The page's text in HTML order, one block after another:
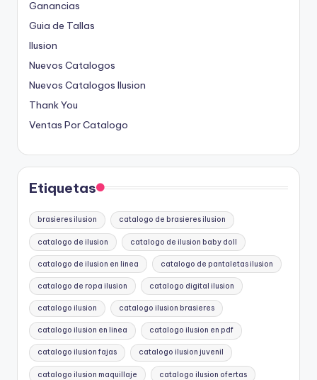
Ganancias
Guia de Tallas
Ilusion
Nuevos Catalogos
Nuevos Catalogos Ilusion
Thank You
Ventas Por Catalogo
Etiquetas
brasieres ilusion catalogo de brasieres ilusion
catalogo de ilusion catalogo de ilusion baby doll
catalogo de ilusion en linea catalogo de pantaletas ilusion
catalogo de ropa ilusion catalogo digital ilusion
catalogo ilusion catalogo ilusion brasieres
catalogo ilusion en linea catalogo ilusion en pdf
catalogo ilusion fajas catalogo ilusion juvenil
catalogo ilusion maquillaje catalogo ilusion ofertas